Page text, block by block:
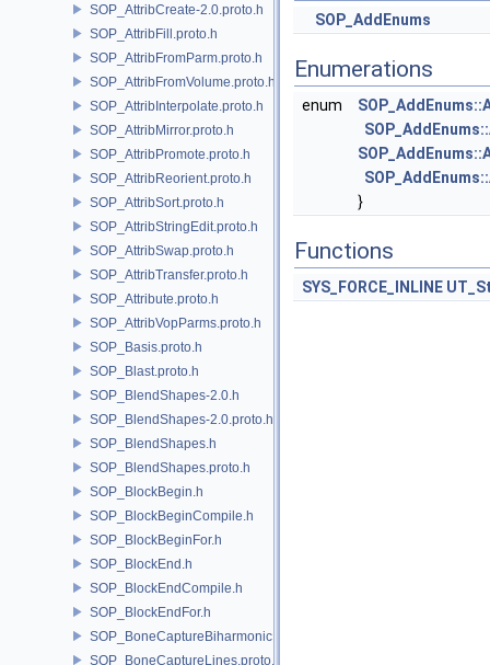
SOP_AttribCreate-2.0.proto.h
SOP_AttribFill.proto.h
SOP_AttribFromParm.proto.h
SOP_AttribFromVolume.proto.h
SOP_AttribInterpolate.proto.h
SOP_AttribMirror.proto.h
SOP_AttribPromote.proto.h
SOP_AttribReorient.proto.h
SOP_AttribSort.proto.h
SOP_AttribStringEdit.proto.h
SOP_AttribSwap.proto.h
SOP_AttribTransfer.proto.h
SOP_Attribute.proto.h
SOP_AttribVopParms.proto.h
SOP_Basis.proto.h
SOP_Blast.proto.h
SOP_BlendShapes-2.0.h
SOP_BlendShapes-2.0.proto.h
SOP_BlendShapes.h
SOP_BlendShapes.proto.h
SOP_BlockBegin.h
SOP_BlockBeginCompile.h
SOP_BlockBeginFor.h
SOP_BlockEnd.h
SOP_BlockEndCompile.h
SOP_BlockEndFor.h
SOP_BoneCaptureBiharmonic.proto.h
SOP_BoneCaptureLines.proto.h
SOP_AddEnums
Enumerations
enum
}
Functions
SYS_FORCE_INLINE